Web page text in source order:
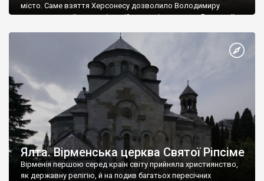
місто. Саме взяття Херсонесу дозволило Володимиру
диктувати свої умови візантійському імператору Василю ІІ, та
Херсонесі Володимир-язичник, став Василем-християнином.
А потім було Хрещення Русі. На честь Херсонесу Таврійського
Ялта. Вірменська церква Святої Ріпсіме
Вірменія першою серед країн світу прийняла християнство,
як державну релігію, й на подив багатьох пересічних